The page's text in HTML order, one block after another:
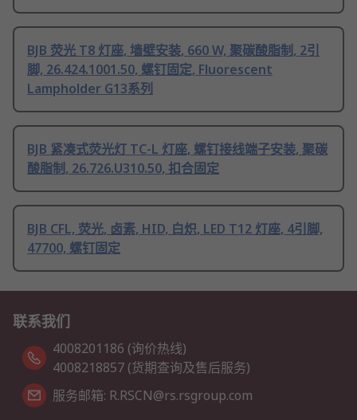
BJB 荧光 T8 灯座, 墙壁安装, 660 W, 聚碳酸脂制, 2引
脚, 26.424.1001.50, 螺钉固定, Fluorescent
Lampholder G13系列
BJB 紧凑式荧光灯 TC-L 灯座, 螺钉接线端子安装, 聚碳
酸脂制, 26.726.U310.50, 扣合固定
BJB CFL, 荧光, 卤素, HID, 白炽, LED T12 灯座, 4引脚,
47700, 螺钉固定
联系我们
4008201186 (询价热线)
4008218857 (货期查询及售后服务)
服务邮箱: R.RSCN@rs.rsgroup.com